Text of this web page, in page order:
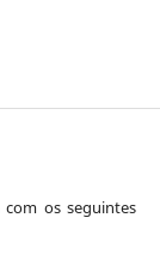
os seguintes